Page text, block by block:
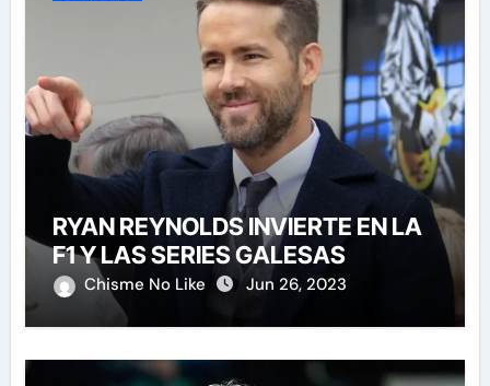
RYAN REYNOLDS INVIERTE EN LA
F1 Y LAS SERIES GALESAS
Chisme No Like Jun 26, 2023